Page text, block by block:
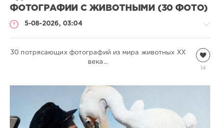
ФОТОГРАФИИ С ЖИВОТНЫМИ (30 ФОТО)
5-08-2026, 03:04
Всякая
14
30 потрясающих фотографий из мира животных ХХ
века⁠⁠...